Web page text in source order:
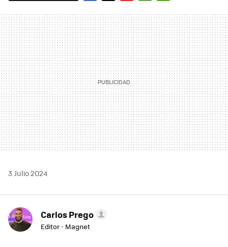
MAIL
3 Julio 2024
Carlos Prego
Editor - Magnet